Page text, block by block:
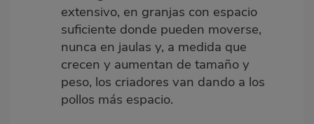
extensivo, en granjas con espacio
suficiente donde pueden moverse,
nunca en jaulas y, a medida que
crecen y aumentan de tamaño y
peso, los criadores van dando a los
pollos más espacio.